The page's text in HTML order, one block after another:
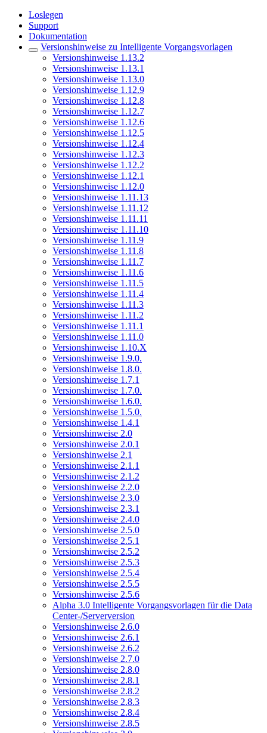
Loslegen
Support
Dokumentation
Versionshinweise zu Intelligente Vorgangsvorlagen
Versionshinweise 1.13.2
Versionshinweise 1.13.1
Versionshinweise 1.13.0
Versionshinweise 1.12.9
Versionshinweise 1.12.8
Versionshinweise 1.12.7
Versionshinweise 1.12.6
Versionshinweise 1.12.5
Versionshinweise 1.12.4
Versionshinweise 1.12.3
Versionshinweise 1.12.2
Versionshinweise 1.12.1
Versionshinweise 1.12.0
Versionshinweise 1.11.13
Versionshinweise 1.11.12
Versionshinweise 1.11.11
Versionshinweise 1.11.10
Versionshinweise 1.11.9
Versionshinweise 1.11.8
Versionshinweise 1.11.7
Versionshinweise 1.11.6
Versionshinweise 1.11.5
Versionshinweise 1.11.4
Versionshinweise 1.11.3
Versionshinweise 1.11.2
Versionshinweise 1.11.1
Versionshinweise 1.11.0
Versionshinweise 1.10.X
Versionshinweise 1.9.0.
Versionshinweise 1.8.0.
Versionshinweise 1.7.1
Versionshinweise 1.7.0.
Versionshinweise 1.6.0.
Versionshinweise 1.5.0.
Versionshinweise 1.4.1
Versionshinweise 2.0
Versionshinweise 2.0.1
Versionshinweise 2.1
Versionshinweise 2.1.1
Versionshinweise 2.1.2
Versionshinweise 2.2.0
Versionshinweise 2.3.0
Versionshinweise 2.3.1
Versionshinweise 2.4.0
Versionshinweise 2.5.0
Versionshinweise 2.5.1
Versionshinweise 2.5.2
Versionshinweise 2.5.3
Versionshinweise 2.5.4
Versionshinweise 2.5.5
Versionshinweise 2.5.6
Alpha 3.0 Intelligente Vorgangsvorlagen für die Data
Center-/Serverversion
Versionshinweise 2.6.0
Versionshinweise 2.6.1
Versionshinweise 2.6.2
Versionshinweise 2.7.0
Versionshinweise 2.8.0
Versionshinweise 2.8.1
Versionshinweise 2.8.2
Versionshinweise 2.8.3
Versionshinweise 2.8.4
Versionshinweise 2.8.5